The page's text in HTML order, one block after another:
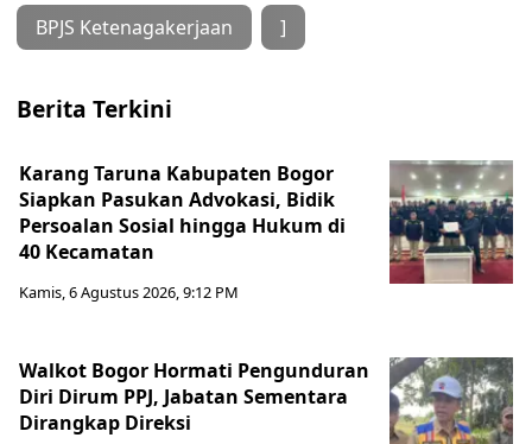
BPJS Ketenagakerjaan ]
Berita Terkini
Karang Taruna Kabupaten Bogor
Siapkan Pasukan Advokasi, Bidik
Persoalan Sosial hingga Hukum di
40 Kecamatan
Kamis, 6 Agustus 2026, 9:12 PM
Walkot Bogor Hormati Pengunduran
Diri Dirum PPJ, Jabatan Sementara
Dirangkap Direksi